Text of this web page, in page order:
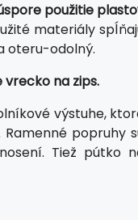
použitie
materiály
oteru-odolný.
na zips.
výstuhe,
popruhy
Tiež pútko